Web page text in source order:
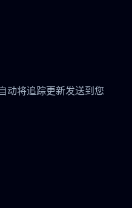
动将追踪更新发送到您